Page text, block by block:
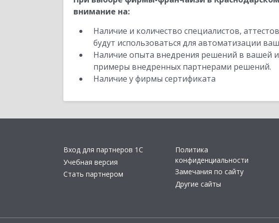
внимание на:
Наличие и количество специалистов,
будут использоваться для автоматизации
Наличие опыта внедрения решений в вашей
примеры внедренных партнерами решений.
Наличие у фирмы сертификата
Вход для партнеров 1С
Учебная версия
Стать партнером
Политика
конфиденциальности
Замечания по сайту
Другие сайты